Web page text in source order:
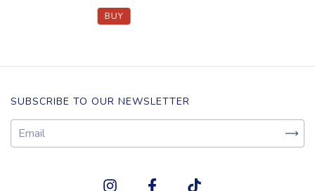
SUBSCRIBE TO OUR NEWSLETTER